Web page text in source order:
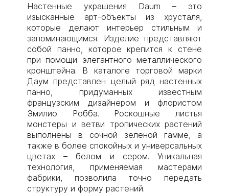
Настенные украшения Daum – это
изысканные арт-объекты из хрусталя,
которые делают интерьер стильным и
запоминающимся. Изделие представляют
собой панно, которое крепится к стене
при помощи элегантного металлического
кронштейна. В каталоге торговой марки
Даум представлен целый ряд настенных
панно, придуманных известным
французским дизайнером и флористом
Эмилио Робба. Роскошные листья
монстеры и ветви тропических растений
выполнены в сочной зеленой гамме, а
также в более спокойных и универсальных
цветах – белом и сером. Уникальная
технология, применяемая мастерами
фабрики, позволила точно передать
структуру и форму растений.